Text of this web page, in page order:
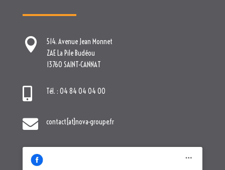

514. Avenue Jean Monnet
ZAE La Pile Budéou
13760 SAINT-CANNAT
 Tél. : 04 84 04 04 00
 contact[at]nova-groupe.fr